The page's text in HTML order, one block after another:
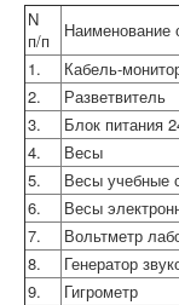
N
п/п
Наименование
1.
Кабель-
2.
Разветвитель
3.
Блок питания
4.
Весы
5.
Весы учебные
6.
Весы
7.
Вольтметр
8.
Генератор
9.
Гигрометр